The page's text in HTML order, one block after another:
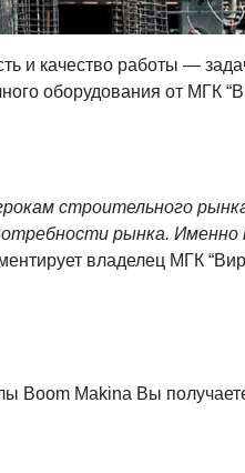
и качество работы —
оборудования от МГК
строительного
рынка.
владелец МГК
Boom Makina Вы